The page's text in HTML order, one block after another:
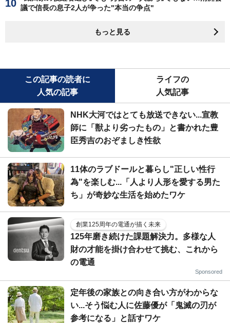
議で信長の息子2人が争った"本当の争点"
もっと見る
この記事の読者に
人気の記事
ライフの
人気記事
NHK大河ではとても放送できない...宣教
師に「獣より劣ったもの」と書かれた豊
臣秀吉のおぞましき性欲
11体のラブドールと暮らし"正しい性行
為"を楽しむ...「人より人形を愛する男た
ち」が奇妙な生活を始めたワケ
創業125周年の電通が描く未来
125年磨き続けた課題解決力。多様な人
財の才能を掛け合わせて挑む、これから
の電通
Sponsored
定年後の家族との向き合い方がわからな
い...そう悩む人に佐藤優が「鬼滅の刃が
参考になる」と話すワケ